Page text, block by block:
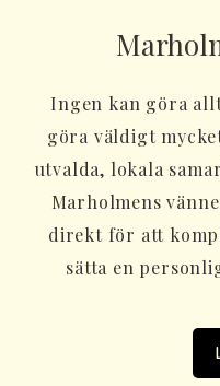
Ingen kan göra
göra väldigt
utvalda, lokala
Marholmens
direkt för att
sätta en